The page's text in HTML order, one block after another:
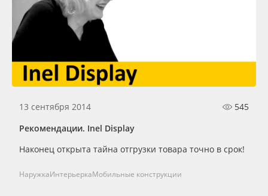
13 сентября 2014
545
Рекомендации. Inel Display
Наконец открыта тайна отгрузки товара точно в срок!
НаружкаИнтерьеркаМобильные конструкции